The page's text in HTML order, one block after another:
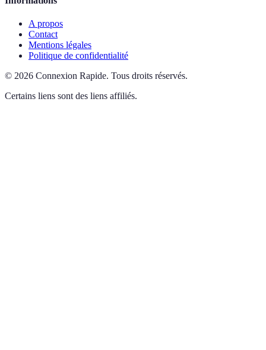
A propos
Contact
Mentions légales
Politique de confidentialité
© 2026 Connexion Rapide. Tous droits réservés.
Certains liens sont des liens affiliés.